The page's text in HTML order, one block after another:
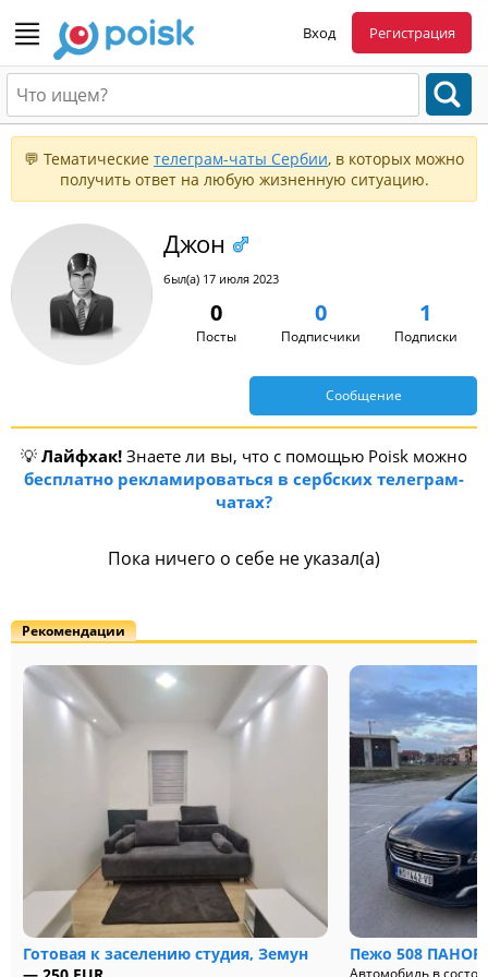
Вход Регистрация
💬 Тематические телеграм-чаты Сербии, в которых можно
получить ответ на любую жизненную ситуацию.
Джон
был(а) 17 июля 2023
0
Посты
0
Подписчики
1
Подписки
Сообщение
💡 Лайфхак! Знаете ли вы, что с помощью Poisk можно
бесплатно рекламироваться в сербских телеграм-
чатах?
Пока ничего о себе не указал(а)
Рекомендации
Готовая к заселению студия, Земун
Пежо 508
Автомобиль в